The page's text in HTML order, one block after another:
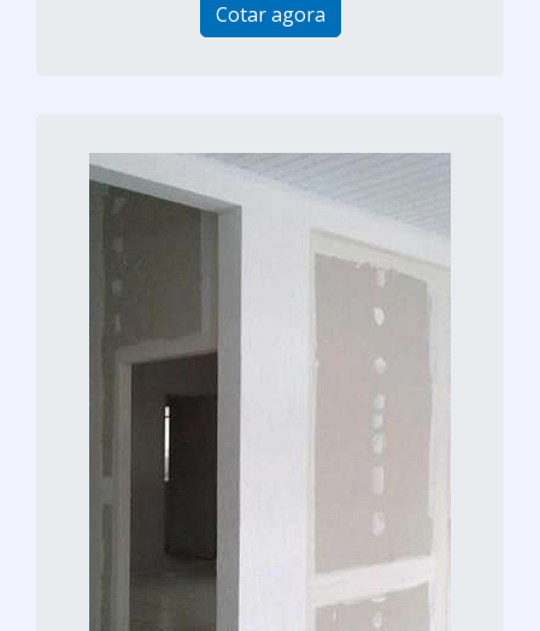
Cotar agora